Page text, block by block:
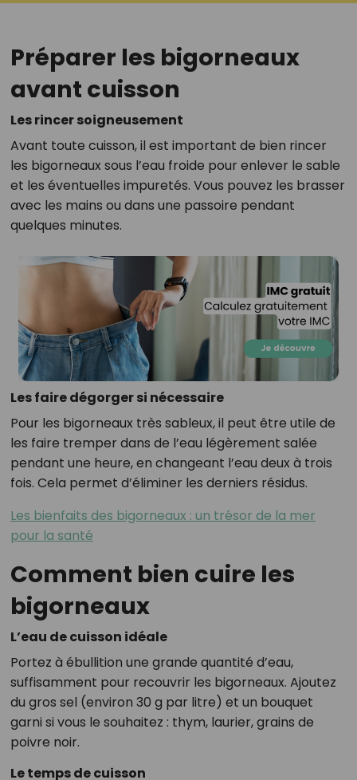
Préparer les bigorneaux
avant cuisson
Les rincer soigneusement
Avant toute cuisson, il est important de bien rincer
les bigorneaux sous l’eau froide pour enlever le sable
et les éventuelles impuretés. Vous pouvez les brasser
avec les mains ou dans une passoire pendant
quelques minutes.
Les faire dégorger si nécessaire
Pour les bigorneaux très sableux, il peut être utile de
les faire tremper dans de l’eau légèrement salée
pendant une heure, en changeant l’eau deux à trois
fois. Cela permet d’éliminer les derniers résidus.
Les bienfaits des bigorneaux : un trésor de la mer
pour la santé
Comment bien cuire les
bigorneaux
L’eau de cuisson idéale
Portez à ébullition une grande quantité d’eau,
suffisamment pour recouvrir les bigorneaux. Ajoutez
du gros sel (environ 30 g par litre) et un bouquet
garni si vous le souhaitez : thym, laurier, grains de
poivre noir.
Le temps de cuisson